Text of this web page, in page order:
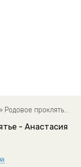
проклятье - Анастасия Туманова
- Анастасия